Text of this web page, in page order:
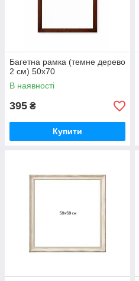
Багетна рамка (темне дерево
2 см) 50х70
В наявності
395 ₴
Купити